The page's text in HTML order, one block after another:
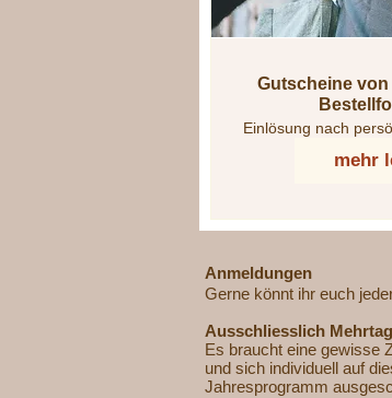
Gutscheine von
Einlösung nach
mehr
Anmeldungen
Gerne könnt ihr euch
Ausschliesslich
Es braucht eine gewisse
und sich individuell auf
Jahresprogramm